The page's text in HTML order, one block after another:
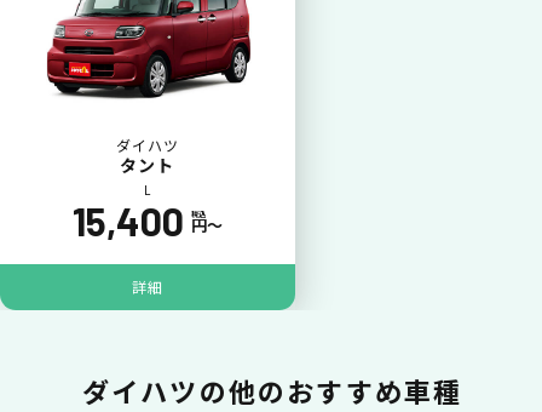
いままで難しかったカーリースの利用料金を
一括（一回）払いで可能。
ポイントが貯まる
イントが貯まります。
ダイハツ
タント
L
15,400 税込
円〜
詳細
ダイハツの他のおすすめ車種